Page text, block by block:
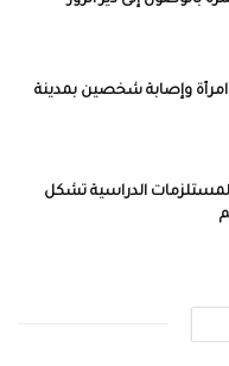
وإصابة شخصين بمدينة
الدراسية تشكل